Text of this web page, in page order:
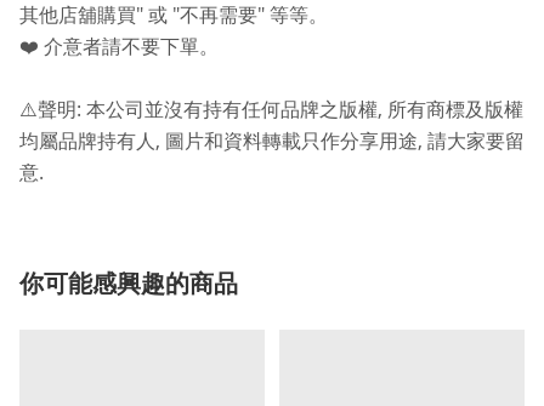
其他店舖購買" 或 "不再需要" 等等。
❤️ 介意者請不要下單。
⚠️聲明: 本公司並沒有持有任何品牌之版權, 所有商標及版權
均屬品牌持有人 , 圖片和資料轉載只作分享用途, 請大家要留
意.
你可能感興趣的商品